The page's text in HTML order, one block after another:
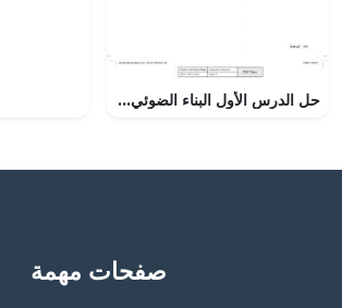
حل الدرس الأول البناء الضوئي, (علوم) الخامس
صفحات مهمة